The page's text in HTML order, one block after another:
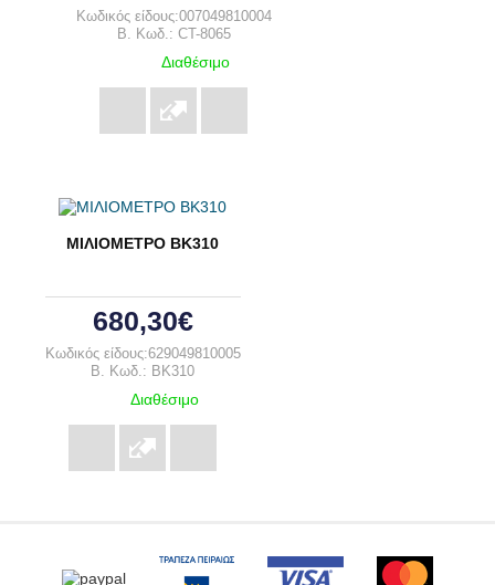
Κωδικός είδους:007049810004
B. Κωδ.: CT-8065
Διαθέσιμο
ΜΙΛΙΟΜΕΤΡΟ BK310
680,30€
Κωδικός είδους:629049810005
B. Κωδ.: BK310
Διαθέσιμο